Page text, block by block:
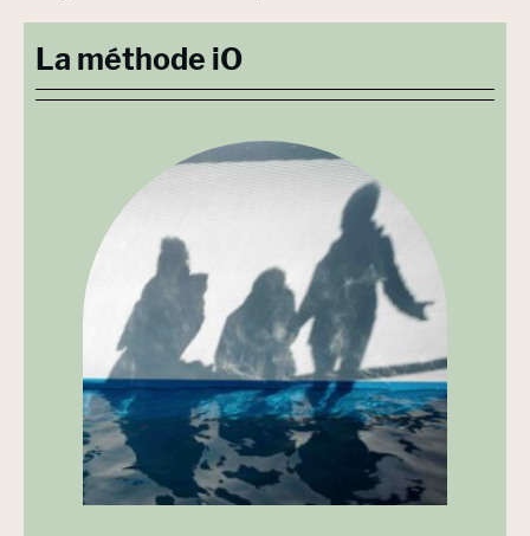
La méthode iO